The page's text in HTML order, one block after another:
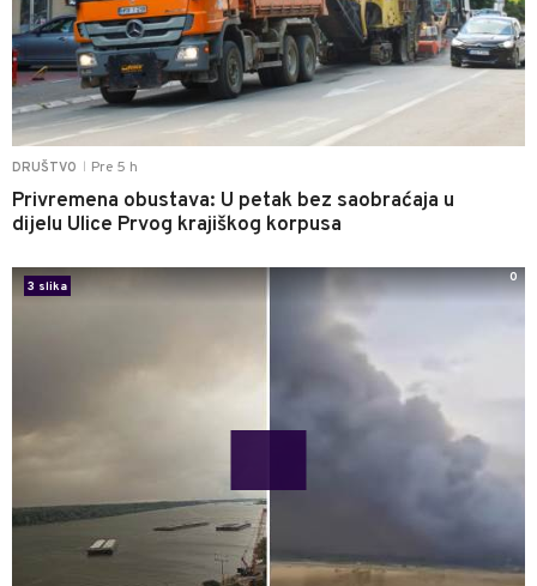
DRUŠTVO Pre 5 h
Privremena obustava: U petak bez saobraćaja u
dijelu Ulice Prvog krajiškog korpusa
3 slika
0